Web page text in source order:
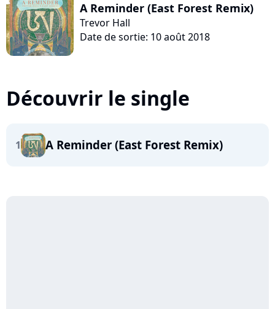
A Reminder (East Forest Remix)
Trevor Hall
Date de sortie: 10 août 2018
Découvrir le single
1 A Reminder (East Forest Remix)